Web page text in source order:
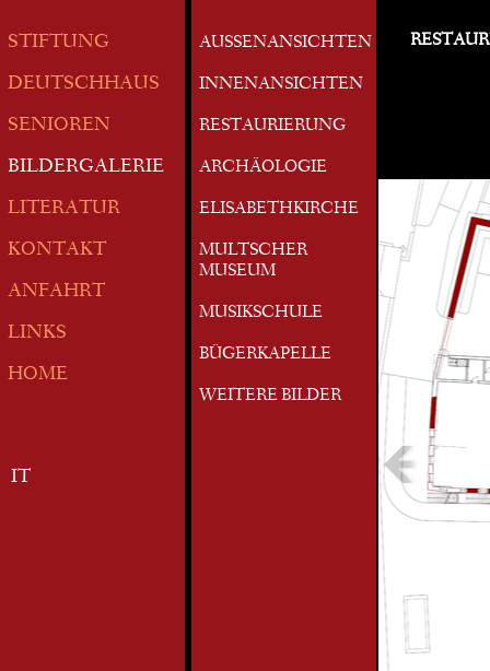
STIFTUNG
DEUTSCHHAUS
SENIOREN
BILDERGALERIE
LITERATUR
KONTAKT
ANFAHRT
LINKS
HOME
IT
AUSSENANSICHTEN
INNENANSICHTEN
RESTAURIERUNG
ARCHÄOLOGIE
ELISABETHKIRCHE
MULTSCHER
MUSEUM
MUSIKSCHULE
BÜGERKAPELLE
WEITERE BILDER